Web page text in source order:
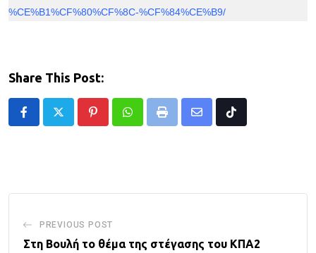
%CE%B1%CF%80%CF%8C-%CF%84%CE%B9/
Share This Post:
PinterestWhatsappPrint
Share
Tiktok
PREVIOUS POST
Στη Βουλή το θέμα της στέγασης του ΚΠΑ2